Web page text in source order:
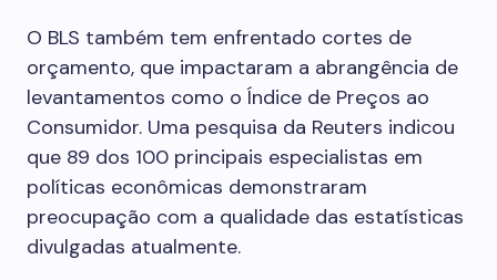
O BLS também tem enfrentado cortes de
orçamento, que impactaram a abrangência de
levantamentos como o Índice de Preços ao
Consumidor. Uma pesquisa da Reuters indicou
que 89 dos 100 principais especialistas em
políticas econômicas demonstraram
preocupação com a qualidade das estatísticas
divulgadas atualmente.